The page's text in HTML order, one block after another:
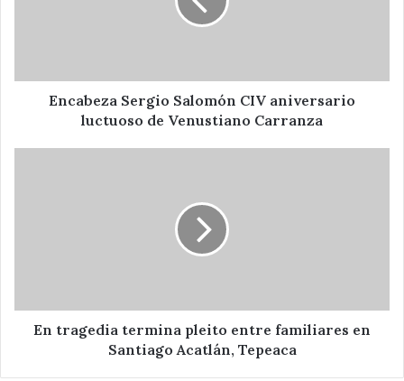
Carranza
Encabeza Sergio Salomón CIV aniversario
luctuoso de Venustiano Carranza
Acatlán,
Tepeaca
En tragedia termina pleito entre familiares en
Santiago Acatlán, Tepeaca